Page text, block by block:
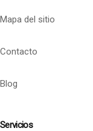
Mapa del sitio
Contacto
Blog
Servicios